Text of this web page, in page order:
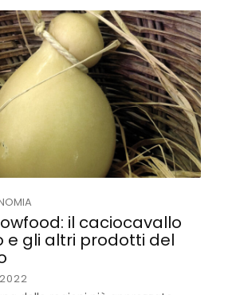
il caciocavallo
e gli altri prodotti del